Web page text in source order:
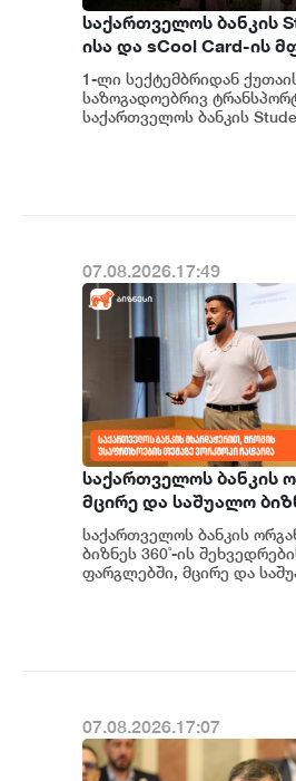
საქართველოს ბანკის
ისა და sCool Card-ის
ქუთაისში ტრანსპორტზე
შეღავათიანი ტარიფით
ისარგებლებენ
1-ლი სექტემბრიდან
საზოგადოებრივ
საქართველოს ბანკის
07.08.2026.17:49
საქართველოს ბანკის
მცირე და საშუალო
შრომის უსაფრთხოების
გაიმართა
საქართველოს ბანკის
ბიზნეს 360˚-ის
ფარგლებში, მცირე და
07.08.2026.17:07